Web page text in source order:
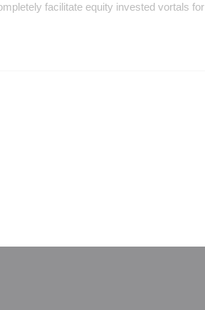
facilitate equity invested vortals for